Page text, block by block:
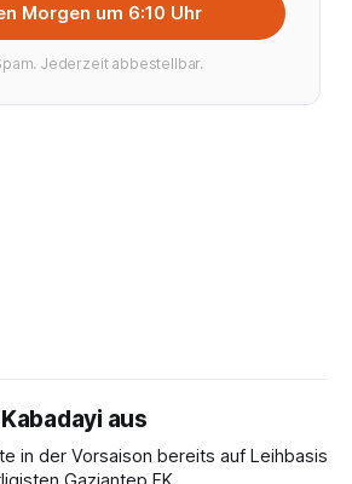
Morgen um 6:10 Uhr
Jederzeit abbestellbar.
aus
in der Vorsaison bereits auf Leihbasis